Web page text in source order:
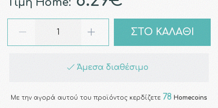
Τιμή Home:
ΣΤΟ ΚΑΛΑΘΙ
Άμεσα διαθέσιμο
Με την αγορά αυτού του προϊόντος κερδίζετε 78 Homecoins